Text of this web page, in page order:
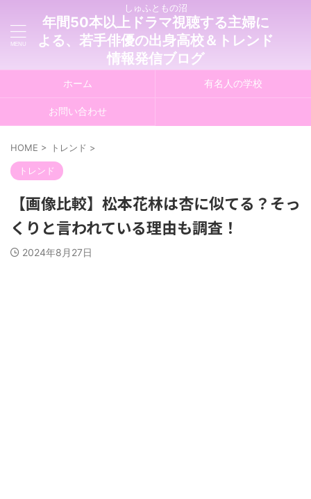
しゅふともの沼
年間50本以上ドラマ視聴する主婦に
よる、若手俳優の出身高校＆トレンド
情報発信ブログ
ホーム 有名人の学校
お問い合わせ
HOME > トレンド >
トレンド
【画像比較】松本花林は杏に似てる？そっ
くりと言われている理由も調査！
2024年8月27日